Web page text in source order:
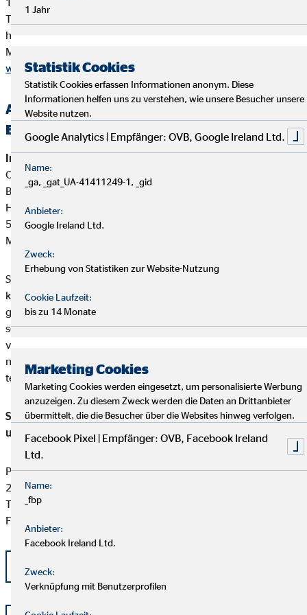
Tel. 0180 / 6005850 (20 Cent/Anruf aus dem dt. Festnetz,
höchstens 60 Cent/Anruf aus Mobilfunknetzen)
Mail
www.dihk.de, www.vermittlerregister.info
Alternative Streitbeilegung —
Beschwerde-/Schlichtungsstellen
Interne Beschwerdestelle:
OVB Vermögensberatung AG
Bereich Außendienstbetreuung
Heumarkt 1
50667 Köln
Mail:
Sofern im Falle einer Kundenbeschwerde ausnahmsweise
keine einvernehmliche Lösung mit unserem Unternehmen
gefunden werden kann, ist unser Unternehmen bereit und
sofern die Kundenbeschwerde Versicherungsprodukte betrifft,
verpflichtet, an einem Streitbeilegungsverfahren vor der
nachstehenden anerkannten Verbraucherschlichtungsstelle
teilzunehmen:
Schlichtungsstelle für gewerbliche Versicherungs-, Anlage-
und Kreditvermittlung
Postfach 101424
20009 Hamburg
Tel: +49 (0) 40 -696 508 - 90
Fax: +49 (0) 40 - 696 508 -91
kontakt@schlichtung-finanzberatung.de
1 Jahr
Statistik Cookies
Statistik Cookies erfassen Informationen anonym. Diese
Informationen helfen uns zu verstehen, wie unsere Besucher unsere
Website nutzen.
Google Analytics | Empfänger: OVB, Google Ireland Ltd.
Name:
_ga, _gat_UA-41411249-1, _gid
Anbieter:
Google Ireland Ltd.
Zweck:
Erhebung von Statistiken zur Website-Nutzung
Cookie Laufzeit:
bis zu 14 Monate
Marketing Cookies
Marketing Cookies werden eingesetzt, um personalisierte Werbung
anzuzeigen. Zu diesem Zweck werden die Daten an Drittanbieter
übermittelt, die die Besucher über die Websites hinweg verfolgen.
Facebook Pixel | Empfänger: OVB, Facebook Ireland
Ltd.
Name:
_fbp
Anbieter:
Facebook Ireland Ltd.
Zweck:
Verknüpfung mit Benutzerprofilen